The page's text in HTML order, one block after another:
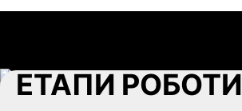
ЕТАПИ РОБОТИ